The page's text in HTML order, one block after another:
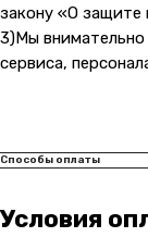
закону «О защите
3)Мы
сервиса,
Способы оплаты
Условия